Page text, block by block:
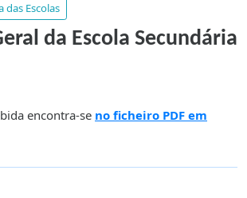
das Escolas
da Escola Secundária
encontra-se no ficheiro PDF em